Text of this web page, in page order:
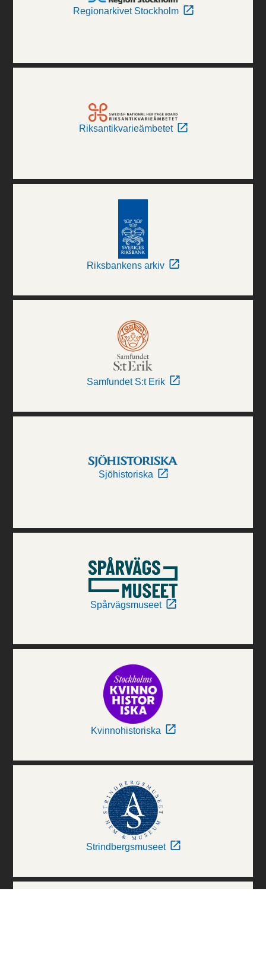
Regionarkivet Stockholm
Riksantikvarieämbetet
Riksbankens arkiv
Samfundet S:t Erik
Sjöhistoriska
Spårvägsmuseet
Kvinnohistoriska
Strindbergsmuseet